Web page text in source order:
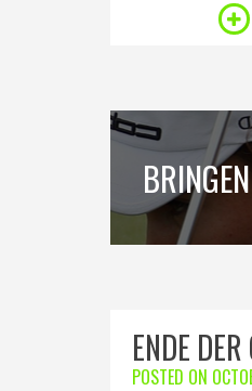
ENDE
POSTED ON